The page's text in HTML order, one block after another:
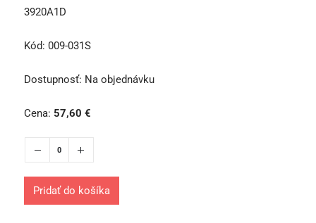
3920A1D
Kód: 009-031S
Dostupnosť: Na objednávku
Cena: 57,60 €
Pridať do košíka